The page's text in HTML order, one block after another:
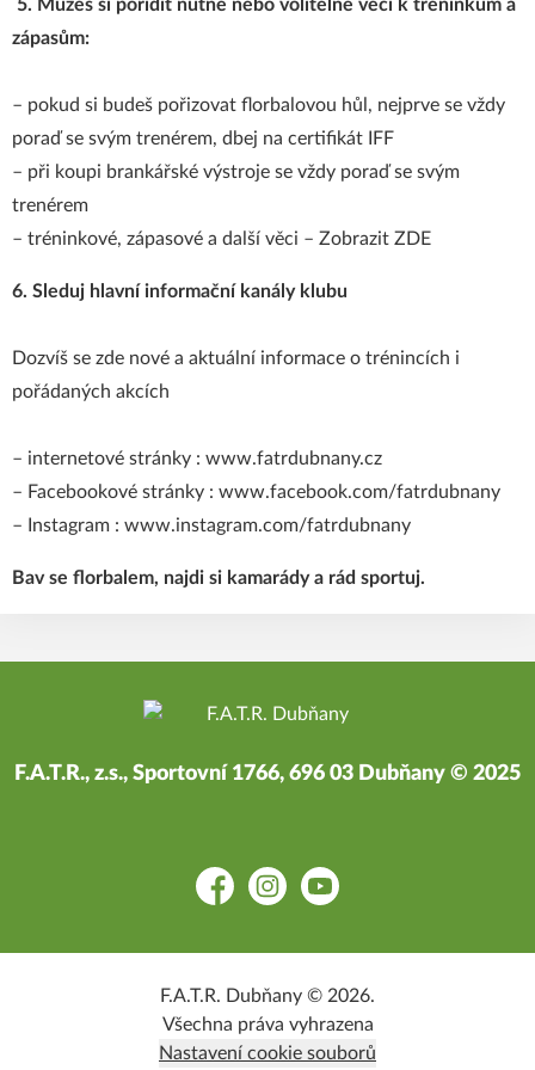
5. Můžeš si pořídit nutné nebo volitelné věci k tréninkům a
zápasům:
– pokud si budeš pořizovat florbalovou hůl, nejprve se vždy
poraď se svým trenérem, dbej na certifikát IFF
– při koupi brankářské výstroje se vždy poraď se svým
trenérem
– tréninkové, zápasové a další věci – Zobrazit ZDE
6. Sleduj hlavní informační kanály klubu
Dozvíš se zde nové a aktuální informace o trénincích i
pořádaných akcích
– internetové stránky : www.fatrdubnany.cz
– Facebookové stránky : www.facebook.com/fatrdubnany
– Instagram : www.instagram.com/fatrdubnany
Bav se florbalem, najdi si kamarády a rád sportuj.
F.A.T.R., z.s., Sportovní 1766, 696 03 Dubňany © 2025
FacebookInstagramYouTube
F.A.T.R. Dubňany © 2026.
Všechna práva vyhrazena
Nastavení cookie souborů